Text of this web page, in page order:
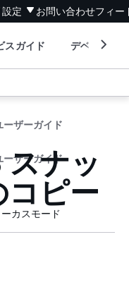
設定 お問い合わせフィー
スガイド デベロッパ
ーザーガイド
ーザーガイド
スナッ
ピー
カスモード